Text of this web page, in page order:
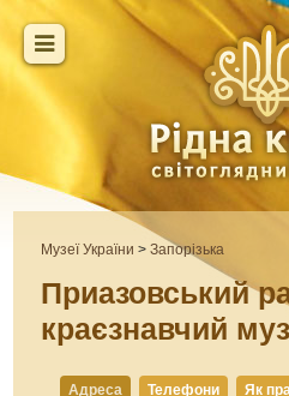
Музеї України >Запорізька
Приазовський
краєзнавчий
Адреса Телефони Як